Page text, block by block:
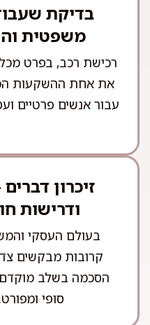
בדיקת
משפטית
רכישת רכב, בפרט
את אחת ההשקעות
עבור אנשים פרטיים
זיכרון
ודרישות
בעולם העסקי
קרובות מבקשים
הסכמה בשלב
סופי